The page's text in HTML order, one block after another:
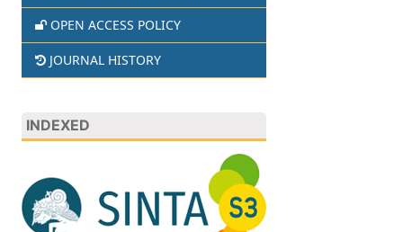
OPEN ACCESS POLICY
JOURNAL HISTORY
INDEXED